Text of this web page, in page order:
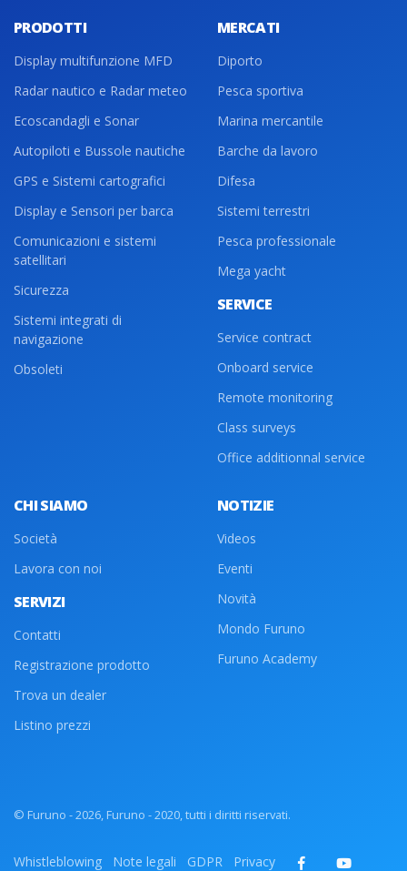
PRODOTTI
Display multifunzione MFD
Radar nautico e Radar meteo
Ecoscandagli e Sonar
Autopiloti e Bussole nautiche
GPS e Sistemi cartografici
Display e Sensori per barca
Comunicazioni e sistemi
satellitari
Sicurezza
Sistemi integrati di
navigazione
Obsoleti
MERCATI
Diporto
Pesca sportiva
Marina mercantile
Barche da lavoro
Difesa
Sistemi terrestri
Pesca professionale
Mega yacht
SERVICE
Service contract
Onboard service
Remote monitoring
Class surveys
Office additionnal service
CHI SIAMO
Società
Lavora con noi
SERVIZI
Contatti
Registrazione prodotto
Trova un dealer
Listino prezzi
NOTIZIE
Videos
Eventi
Novità
Mondo Furuno
Furuno Academy
© Furuno - 2026, Furuno - 2020, tutti i diritti riservati.
Whistleblowing Note legali GDPR Privacy